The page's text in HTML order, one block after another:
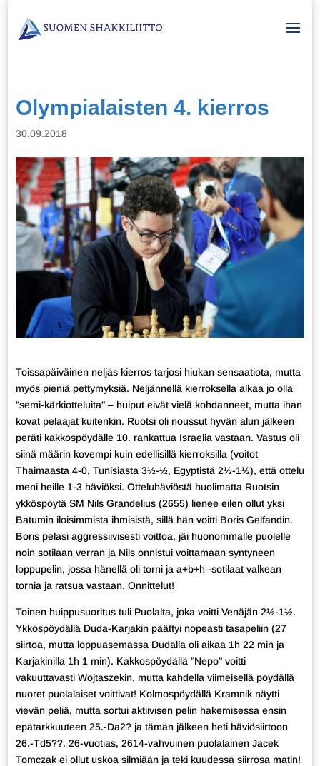
Olympialaisten 4. kierros
30.09.2018
Toissapäiväinen neljäs kierros tarjosi hiukan sensaatiota, mutta
myös pieniä pettymyksiä. Neljännellä kierroksella alkaa jo olla
”semi-kärkiotteluita” – huiput eivät vielä kohdanneet, mutta ihan
kovat pelaajat kuitenkin. Ruotsi oli noussut hyvän alun jälkeen
peräti kakkospöydälle 10. rankattua Israelia vastaan. Vastus oli
siinä määrin kovempi kuin edellisillä kierroksilla (voitot
Thaimaasta 4-0, Tunisiasta 3½-½, Egyptistä 2½-1½), että ottelu
meni heille 1-3 häviöksi. Otteluhäviöstä huolimatta Ruotsin
ykköspöytä SM Nils Grandelius (2655) lienee eilen ollut yksi
Batumin iloisimmista ihmisistä, sillä hän voitti Boris Gelfandin.
Boris pelasi aggressiivisesti voittoa, jäi huonommalle puolelle
noin sotilaan verran ja Nils onnistui voittamaan syntyneen
loppupelin, jossa hänellä oli torni ja a+b+h -sotilaat valkean
tornia ja ratsua vastaan. Onnittelut!
Toinen huippusuoritus tuli Puolalta, joka voitti Venäjän 2½-1½.
Ykköspöydällä Duda-Karjakin päättyi nopeasti tasapeliin (27
siirtoa, mutta loppuasemassa Dudalla oli aikaa 1h 22 min ja
Karjakinilla 1h 1 min). Kakkospöydällä ”Nepo” voitti
vakuuttavasti Wojtaszekin, mutta kahdella viimeisellä pöydällä
nuoret puolalaiset voittivat! Kolmospöydällä Kramnik näytti
vievän peliä, mutta sortui aktiivisen pelin hakemisessa ensin
epätarkkuuteen 25.-Da2? ja tämän jälkeen heti häviösiirtoon
26.-Td5??. 26-vuotias, 2614-vahvuinen puolalainen Jacek
Tomczak ei ollut uskoa silmiään ja teki kuudessa siirrosa matin!